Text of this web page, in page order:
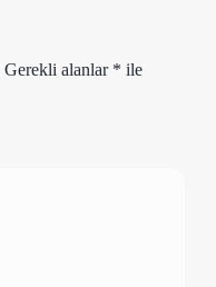
Gerekli alanlar * ile